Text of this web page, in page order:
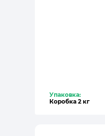
Упаковка:
Коробка 2 кг